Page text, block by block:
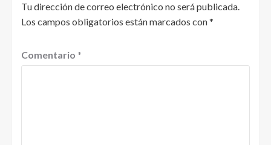
Tu dirección de correo electrónico no será publicada.
Los campos obligatorios están marcados con*
Comentario *